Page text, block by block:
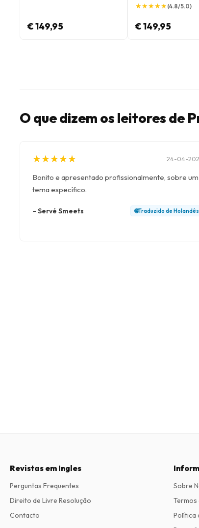
€ 149,95
★
★★
★★
★★
★★
★ (4.8/5.0)
€ 149,95
O que dizem os leitores de
★
★★
★★
★★
★★
★ 24-04-
Bonito e apresentado profissionalmente, sobre um
tema específico.
– Servé Smeets 🌐Traduzido de Holandês
Revistas em Ingles
Perguntas Frequentes
Direito de Livre Resolução
Contacto
Sobre
Termos
Política